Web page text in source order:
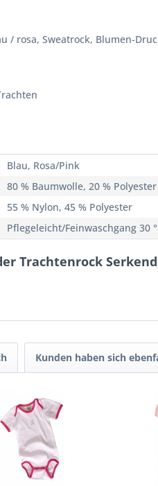
/ rosa, Sweatrock, Blumen-
Blau, Rosa/Pink
80 % Baumwolle, 20 % Polyester
55 % Nylon, 45 % Polyester
Pflegeleicht/Feinwaschgang 30
Trachtenrock
Kunden haben sich